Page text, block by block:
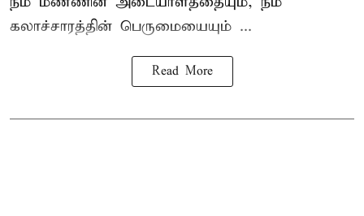
கலாச்சாரத்தின் பெருமையையும் ...
Read More